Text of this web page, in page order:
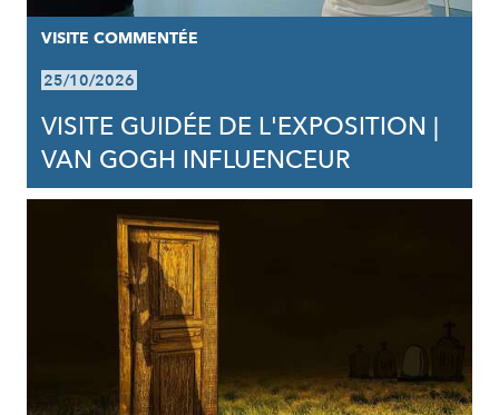
VISITE COMMENTÉE
25/10/2026
VISITE GUIDÉE DE L'EXPOSITION |
VAN GOGH INFLUENCEUR